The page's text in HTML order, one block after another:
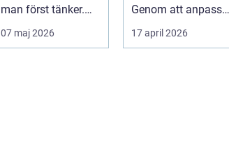
man först tänker.
Tänderna påverkar
hur vi må...
07 maj 2026
Genom att anpassa
aktiviteter, miljö och
hjälpmede...
17 april 2026